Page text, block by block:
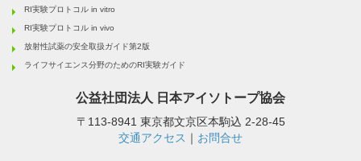
RI実験プロトコル in vitro
RI実験プロトコル in vivo
放射性試薬の安全取扱ガイド第2版
ライフサイエンス分野のためのRI実験ガイド
公益社団法人 日本アイソトープ協会
〒113-8941 東京都文京区本駒込 2-28-45
交通アクセス ｜ お問合せ